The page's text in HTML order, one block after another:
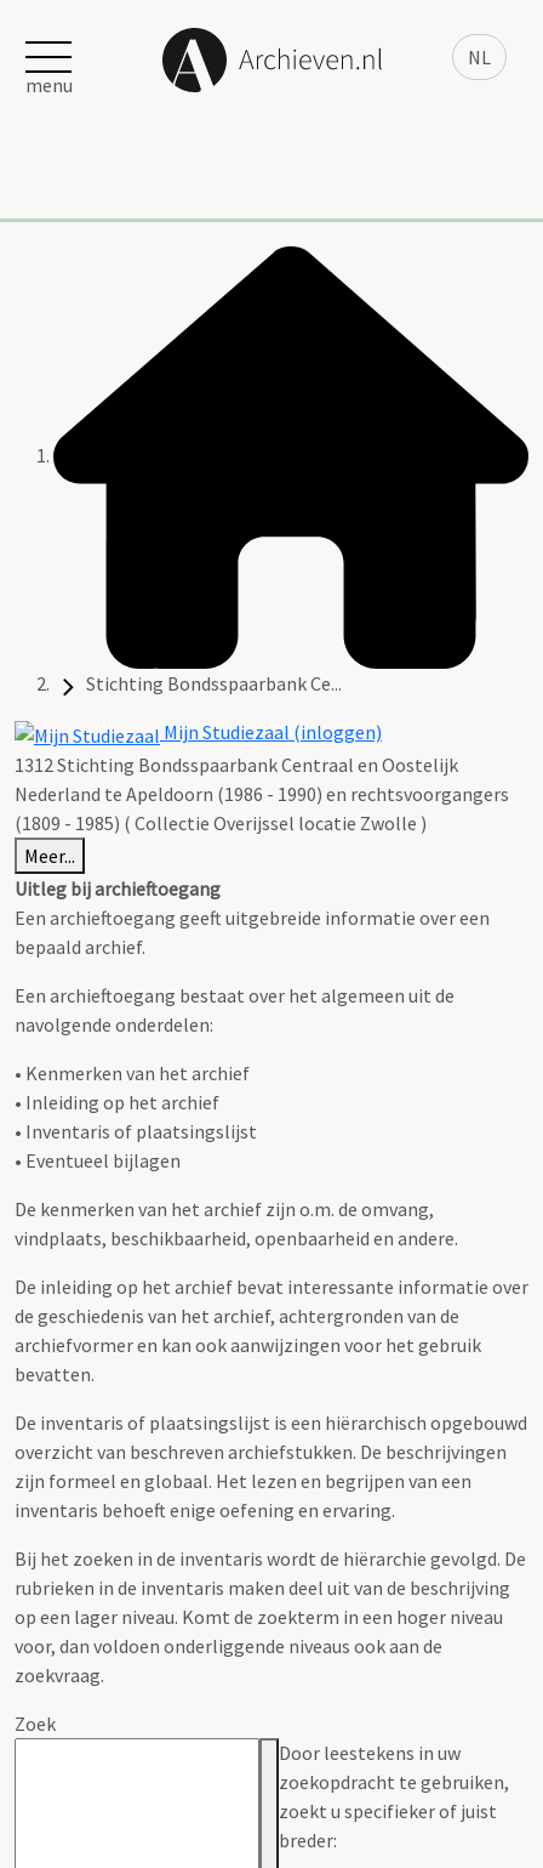
NL
menu
Stichting Bondsspaarbank Ce...
Mijn Studiezaal (inloggen)
1312 Stichting Bondsspaarbank Centraal en Oostelijk
Nederland te Apeldoorn (1986 - 1990) en rechtsvoorgangers
(1809 - 1985) ( Collectie Overijssel locatie Zwolle )
Meer...
Uitleg bij archieftoegang
Een archieftoegang geeft uitgebreide informatie over een
bepaald archief.
Een archieftoegang bestaat over het algemeen uit de
navolgende onderdelen:
• Kenmerken van het archief
• Inleiding op het archief
• Inventaris of plaatsingslijst
• Eventueel bijlagen
De kenmerken van het archief zijn o.m. de omvang,
vindplaats, beschikbaarheid, openbaarheid en andere.
De inleiding op het archief bevat interessante informatie over
de geschiedenis van het archief, achtergronden van de
archiefvormer en kan ook aanwijzingen voor het gebruik
bevatten.
De inventaris of plaatsingslijst is een hiërarchisch opgebouwd
overzicht van beschreven archiefstukken. De beschrijvingen
zijn formeel en globaal. Het lezen en begrijpen van een
inventaris behoeft enige oefening en ervaring.
Bij het zoeken in de inventaris wordt de hiërarchie gevolgd. De
rubrieken in de inventaris maken deel uit van de beschrijving
op een lager niveau. Komt de zoekterm in een hoger niveau
voor, dan voldoen onderliggende niveaus ook aan de
zoekvraag.
Zoek
Door leestekens in uw
zoekopdracht te gebruiken,
zoekt u specifieker of juist
breder: